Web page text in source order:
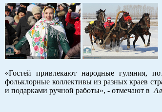
«Гостей привлекают народные гуляния,
фольклорные коллективы из разных краев
и подарками ручной работы», - отмечают в